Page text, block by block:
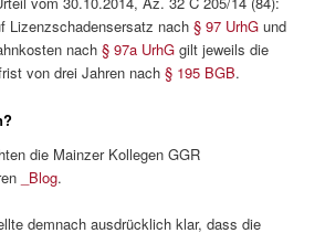
Lizenzschadensersatz nach§ 97 UrhG und
nach§ 97a UrhG gilt jeweils die
von drei Jahren nach§ 195 BGB.
die Mainzer Kollegen GGR
_Blog.
demnach ausdrücklich klar, dass die